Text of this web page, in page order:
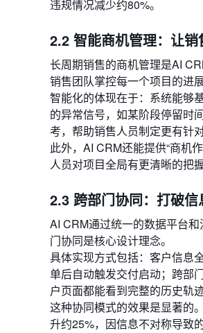
违规情况减少约80%。
2.2 智能商机管理：让
长周期销售的商机管理是AI
销售团队掌控每一个项目的进展
智能化的体现在于：系统能够
的异常信号，如某阶段停留时
考，帮助销售人员制定更有针
此外，AI CRM还能提供“商机
人员对项目全局有更清晰的把握
2.3 跨部门协同：打破
AI CRM通过统一的数据平台
门协同是核心设计理念。
具体实现方式包括：客户信息
单后自动触发交付启动；跨部
户页面都能看到完整的历史轨迹
这种协同模式的效果是显著的
升约25%，因信息不对称导致